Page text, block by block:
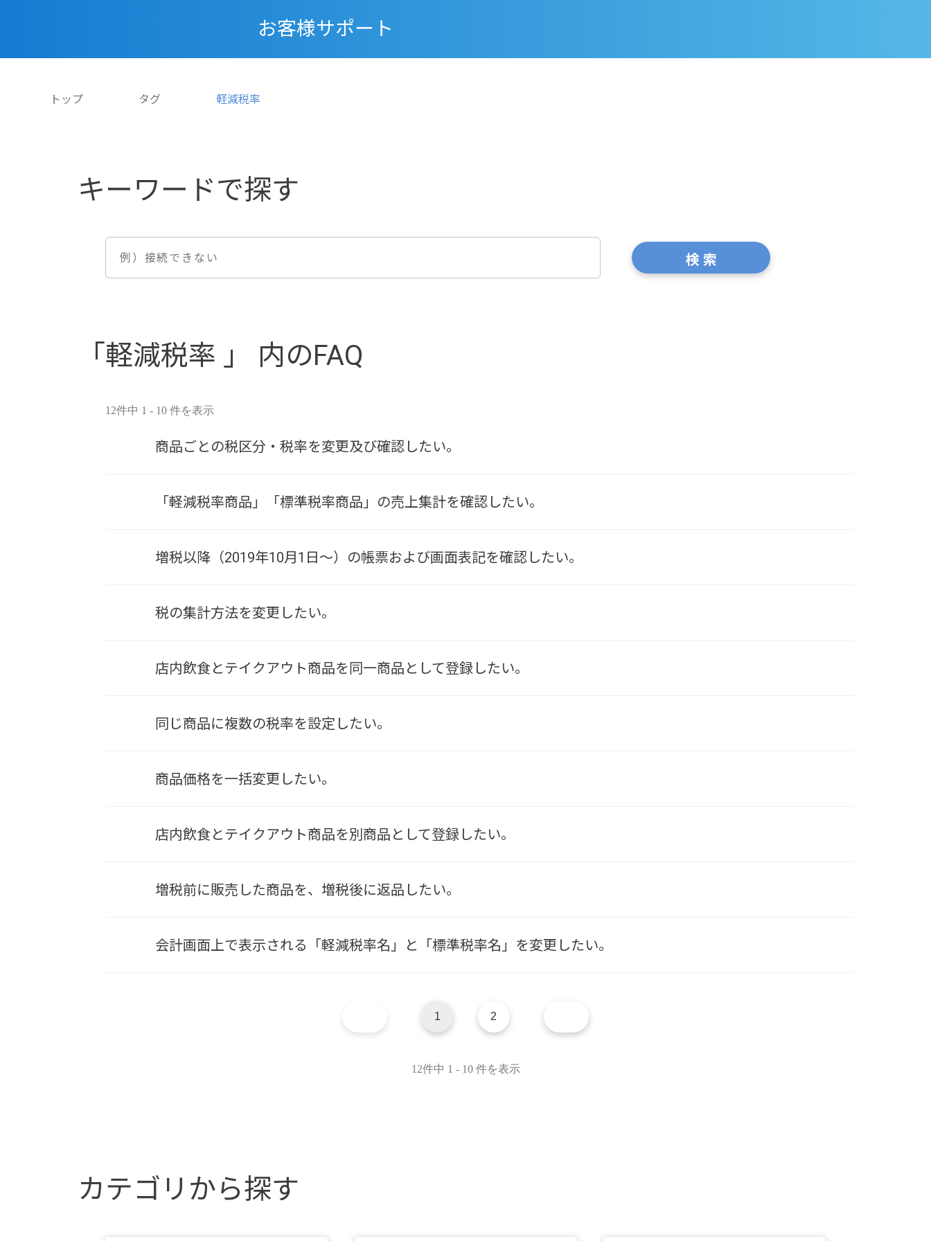
お客様サポート
トップ タグ 軽減税率
「軽減税率 」 内のFAQ
12件中 1 - 10 件を表示
商品ごとの税区分・税率を変更及び確認したい。
「軽減税率商品」「標準税率商品」の売上集計を確認したい。
増税以降（2019年10月1日～）の帳票および画面表記を確認したい。
税の集計方法を変更したい。
店内飲食とテイクアウト商品を同一商品として登録したい。
同じ商品に複数の税率を設定したい。
商品価格を一括変更したい。
店内飲食とテイクアウト商品を別商品として登録したい。
増税前に販売した商品を、増税後に返品したい。
会計画面上で表示される「軽減税率名」と「標準税率名」を変更したい。
12件中 1 - 10 件を表示
1 2
カテゴリから探す